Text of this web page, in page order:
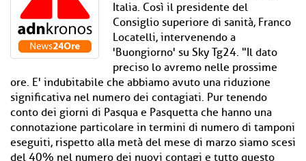
Italia. Così il presidente del
Consiglio superiore di sanità, Franco
Locatelli, intervenendo a
'Buongiorno' su Sky Tg24. "Il dato
preciso lo avremo nelle prossime
ore. E' indubitabile che abbiamo avuto una riduzione
significativa nel numero dei contagiati. Pur tenendo
conto dei giorni di Pasqua e Pasquetta che hanno una
connotazione particolare in termini di numero di tamponi
eseguiti, rispetto alla metà del mese di marzo siamo scesi
del 40% nel numero dei nuovi contagi e tutto questo